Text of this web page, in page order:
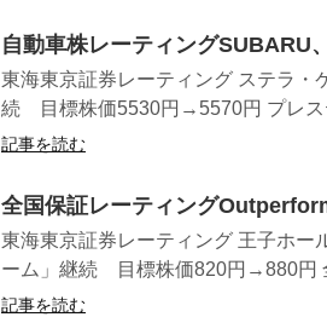
自動車株レーティングSUBARU
東海東京証券レーティング ステラ・
続 目標株価5530円→5570円 プレス
記事を読む
全国保証レーティング
東海東京証券レーティング 王子ホ
ーム」継続 目標株価820円→880円
記事を読む